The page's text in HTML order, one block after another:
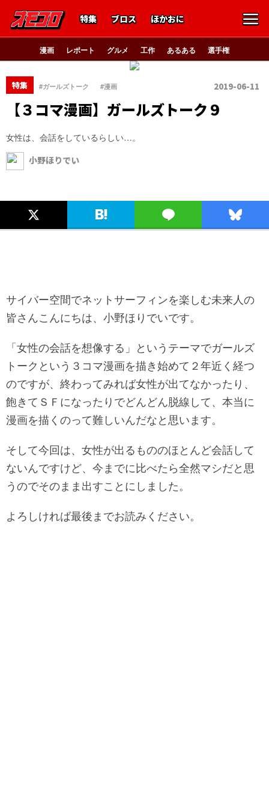
特集 ブロス ほかおに
漫画 レポート グルメ 工作 あるある 選手権
特集 #ガールズトーク #漫画 2019-06-11
【３コマ漫画】ガールズトーク９
女性は、会話をしているらしい…。
小野ほりでい
サイバー空間でネットサーフィンを楽しむ未来人の
皆さんこんにちは、小野ほりでいです。
「女性の会話を想像する」というテーマでガールズ
トークという３コマ漫画を描き始めて２年近く経つ
のですが、終わってみれば女性が出てなかったり、
飽きてＳＦになったりでどんどん脱線して、本当に
漫画を描くのって難しいんだなと思います。
そして今回は、女性が出るもののほとんど会話して
ないんですけど、今までに比べたら全然マシだと思
うのでそのまま出すことにしました。
よろしければ最後までお読みください。